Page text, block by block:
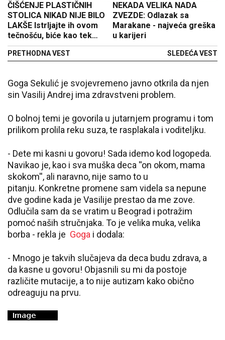
ČIŠĆENJE PLASTIČNIH
STOLICA NIKAD NIJE BILO
LAKŠE Istrljajte ih ovom
tečnošću, biće kao tek
kupljene!
PRETHODNA VEST
NEKADA VELIKA NADA
ZVEZDE: Odlazak sa
Marakane - najveća greška
u karijeri
SLEDEĆA VEST
Goga Sekulić je svojevremeno javno otkrila da njen
sin Vasilij Andrej ima zdravstveni problem.
O bolnoj temi je govorila u jutarnjem programu i tom
prilikom prolila reku suza, te rasplakala i voditeljku.
- Dete mi kasni u govoru! Sada idemo kod logopeda.
Navikao je, kao i sva muška deca ''on okom, mama
skokom'', ali naravno, nije samo to u
pitanju. Konkretne promene sam videla sa nepune
dve godine kada je Vasilije prestao da me zove.
Odlučila sam da se vratim u Beograd i potražim
pomoć naših stručnjaka. To je velika muka, velika
borba - rekla je Goga i dodala:
- Mnogo je takvih slučajeva da deca budu zdrava, a
da kasne u govoru! Objasnili su mi da postoje
različite mutacije, a to nije autizam kako obično
odreaguju na prvu.